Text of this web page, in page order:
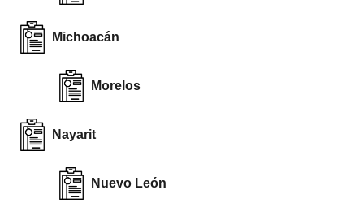
Michoacán
Morelos
Nayarit
Nuevo León